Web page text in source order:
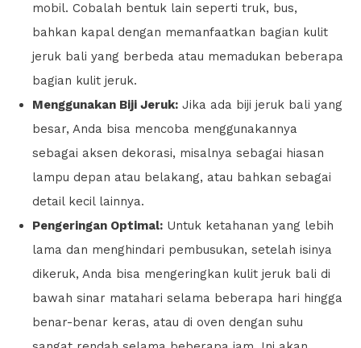
mobil. Cobalah bentuk lain seperti truk, bus,
bahkan kapal dengan memanfaatkan bagian kulit
jeruk bali yang berbeda atau memadukan beberapa
bagian kulit jeruk.
Menggunakan Biji Jeruk: Jika ada biji jeruk bali yang
besar, Anda bisa mencoba menggunakannya
sebagai aksen dekorasi, misalnya sebagai hiasan
lampu depan atau belakang, atau bahkan sebagai
detail kecil lainnya.
Pengeringan Optimal: Untuk ketahanan yang lebih
lama dan menghindari pembusukan, setelah isinya
dikeruk, Anda bisa mengeringkan kulit jeruk bali di
bawah sinar matahari selama beberapa hari hingga
benar-benar keras, atau di oven dengan suhu